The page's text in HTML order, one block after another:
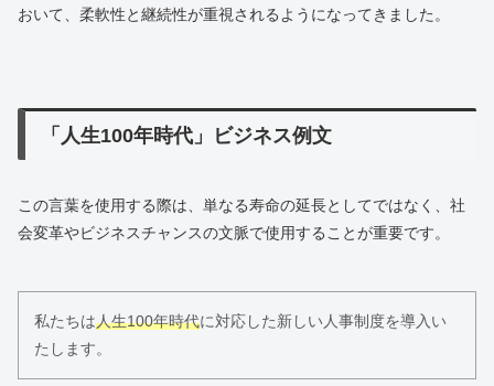
おいて、柔軟性と継続性が重視されるようになってきました。
「人生100年時代」ビジネス例文
この言葉を使用する際は、単なる寿命の延長としてではなく、社
会変革やビジネスチャンスの文脈で使用することが重要です。
私たちは人生100年時代に対応した新しい人事制度を導入い
たします。